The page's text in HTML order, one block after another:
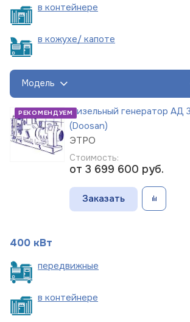
в контейнере
в кожухе/ капоте
Модель
РЕКОМЕНДУЕМДизельный генератор АД
(Doosan)
ЭТРО
Стоимость:
от 3 699 600 руб.
Заказать
400 кВт
передвижные
в контейнере